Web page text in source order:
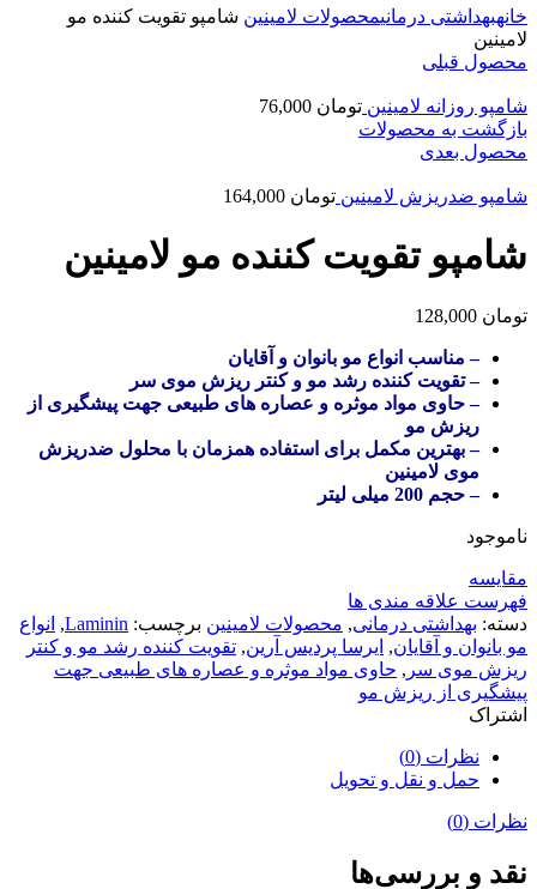
خانهبهداشتی درمانیمحصولات لامینین شامپو تقویت کننده مو
لامینین
محصول قبلی
شامپو روزانه لامینین تومان
بازگشت به محصولات
محصول بعدی
شامپو ضدریزش لامینین تومان
شامپو تقویت کننده مو لامینین
تومان
– مناسب انواع مو بانوان و آقایان
– تقویت کننده رشد مو و کنتر ریزش موی سر
– حاوی مواد موثره و عصاره های طبیعی جهت پیشگیری از
ریزش مو
– بهترین مکمل برای استفاده همزمان با محلول ضدریزش
موی لامینین
– حجم 200 میلی لیتر
ناموجود
مقایسه
فهرست علاقه مندی ها
دسته: بهداشتی درمانی, محصولات لامینین برچسب: Laminin
, انواع
مو بانوان و آقایان, ایرسا پردیس آرین, تقویت کننده رشد مو و کنتر
ریزش موی سر , حاوی مواد موثره و عصاره های طبیعی جهت
پیشگیری از ریزش مو
اشتراک
نظرات (0)
حمل و نقل و تحویل
نظرات (0)
نقد و بررسی‌ها